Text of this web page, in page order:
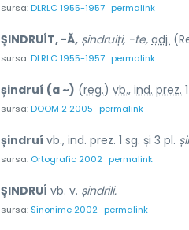
sursa:DLRLC 1955-1957 permalink
ȘINDRUÍT, -Ă, șindruiți, -te, adj.
sursa:DLRLC 1955-1957 permalink
șindruí (a ~) (reg.) vb., ind. prez. 1
sursa:DOOM 2 2005 permalink
șindruí vb., ind. prez. 1 sg. și 3 pl.
sursa: Ortografic 2002 permalink
ȘINDRUÍ vb. v. șindrili.
sursa: Sinonime 2002 permalink